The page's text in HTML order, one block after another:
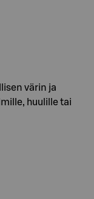
värin ja
huulille tai